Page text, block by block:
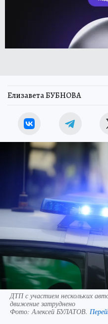
Елизавета БУБНОВА
ДТП с участием нескольких
движение затруднено
Фото:Алексей БУЛАТОВ.